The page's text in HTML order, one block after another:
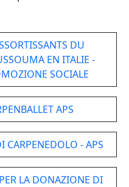
DU
EN ITALIE -
SOCIALE
APS
- APS
LA DONAZIONE DI